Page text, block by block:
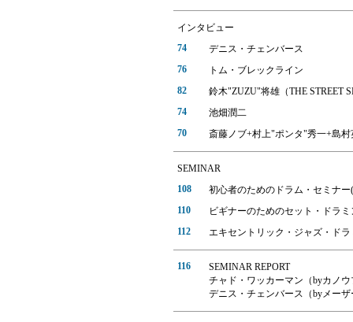
インタビュー
74
デニス・チェンバース
76
トム・ブレックライン
82
鈴木"ZUZU"将雄（THE STREET
74
池畑潤二
70
斎藤ノブ+村上"ポンタ"秀一+島
SEMINAR
108
初心者のためのドラム・セミナ
110
ビギナーのためのセット・ドラ
112
エキセントリック・ジャズ・ド
116
SEMINAR REPORT
チャド・ワッカーマン（byカノウ
デニス・チェンバース（byメー